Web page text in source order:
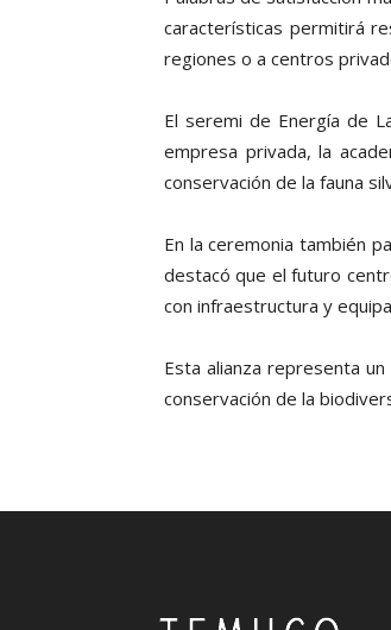
características permitirá
regiones o a centros
El seremi de Energía de
empresa privada, la
conservación de la fauna
En la ceremonia también
destacó que el futuro
con infraestructura y
Esta alianza representa
conservación de la